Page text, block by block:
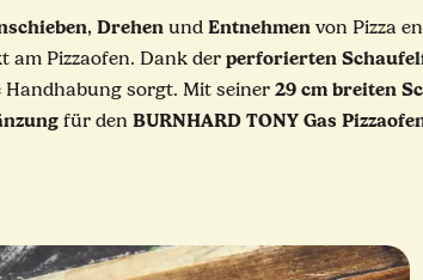
, Drehen und Entnehmen von Pizza
am Pizzaofen. Dank der perforierten
sorgt. Mit seiner 29 cm breiten
für den BURNHARD TONY Gas